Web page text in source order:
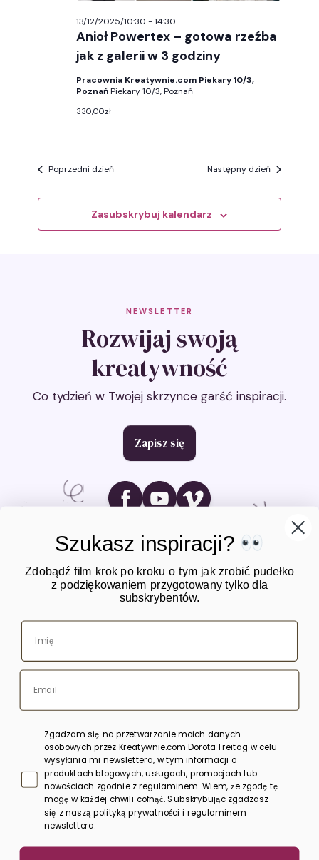
Anioł Powertex – gotowa rzeźba
jak z galerii w 3 godziny
13/12/2025/10:30 -14:30
Pracownia Kreatywnie.com Piekary 10/3,
PoznańPiekary 10/3, Poznań
330,00zł
Poprzedni dzień Następny dzień
Zasubskrybuj kalendarz
NEWSLETTER
Rozwijaj swoją
kreatywność
Co tydzień w Twojej skrzynce garść inspiracji.
Zapisz się
Ikona social media
Ikona social media
Ikona social media
Kursy online
Bony upominkowe
Polityka prywatności
Regulamin
Szukasz inspiracji?
Zdobądź film krok po kroku o tym jak zrobić pudełko
z podziękowaniem przygotowany tylko dla
subskrybentów.
Zgadzam się na przetwarzanie moich danych
osobowych przez Kreatywnie.com Dorota Freitag w celu
wysyłania mi newslettera, w tym informacji o
produktach blogowych, usługach, promocjach lub
nowościach zgodnie z regulaminem. Wiem, że zgodę tę
mogę w każdej chwili cofnąć. Subskrybując zgadzasz
się z naszą polityką prywatności i regulaminem
newslettera.